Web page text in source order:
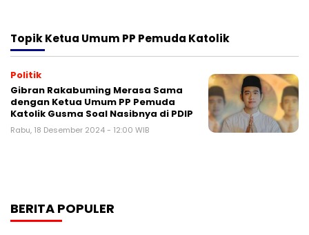
TopikKetua Umum PP Pemuda Katolik
Politik
Gibran Rakabuming Merasa Sama
dengan Ketua Umum PP Pemuda
Katolik Gusma Soal Nasibnya di PDIP
Rabu, 18 Desember 2024 - 12:00 WIB
BERITA POPULER